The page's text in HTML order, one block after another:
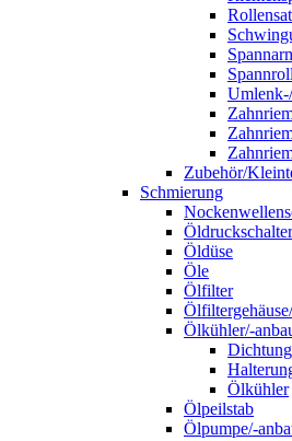
Zubehör/
Schmierung
Öldüse
Öle
Ölfilter
Ölkühler/-
Dichtung
Ölkühler
Ölpeilstab
Ölpumpe/-